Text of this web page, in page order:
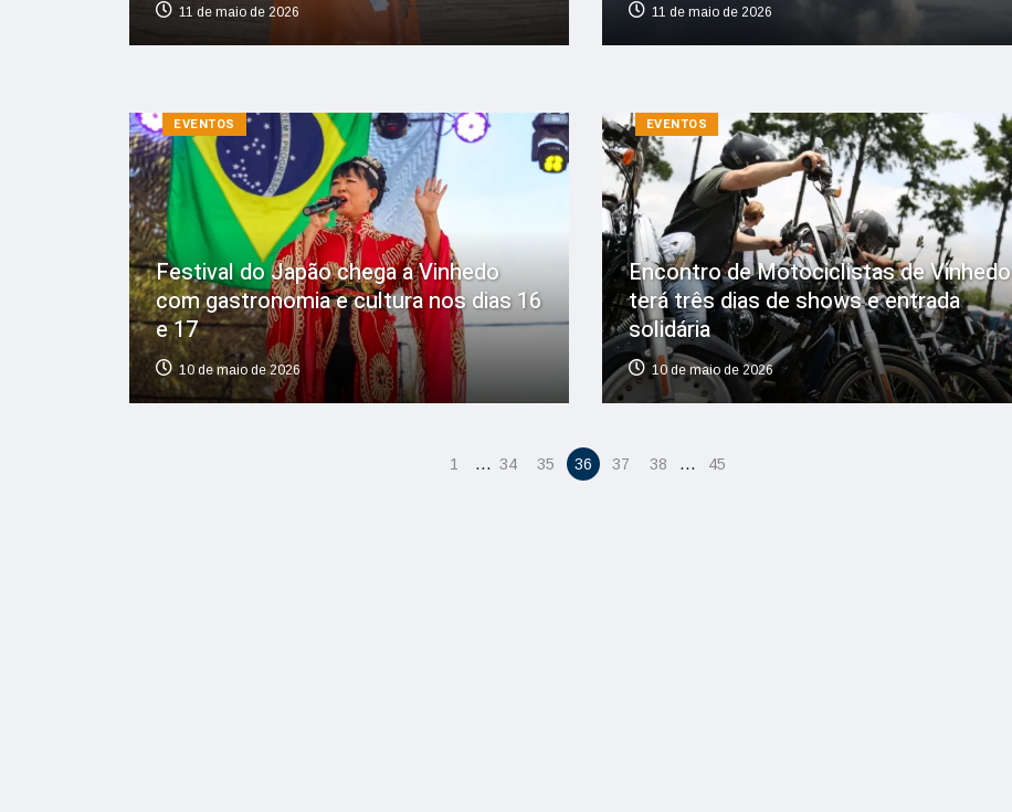
11 de maio de 2026 11 de maio de 2026
EVENTOS
Festival do Japão chega a Vinhedo
com gastronomia e cultura nos dias 16
e 17
10 de maio de 2026
EVENTOS
Encontro de Motociclistas de Vinhedo
terá três dias de shows e entrada
solidária
10 de maio de 2026
1 … 34 35 36 37 38 … 45